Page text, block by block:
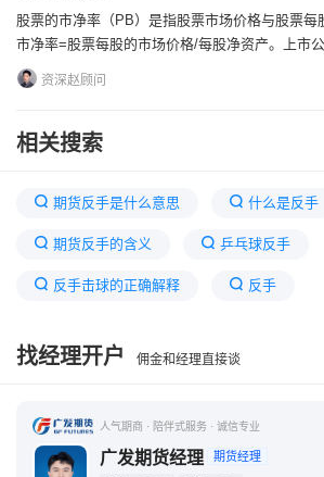
股票的市净率（PB）是指股票市场价格与股票每
市净率=股票每股的市场价格/每股净资产。上市
资深赵顾问
相关搜索
期货反手是什么意思 什么是反手
期货反手的含义 乒乓球反手
反手击球的正确解释 反手
先手弱反手强什么意思
找经理开户 佣金和经理直接谈
人气期商 · 陪伴式服务 · 诚信专业
广发期货经理 期货经理